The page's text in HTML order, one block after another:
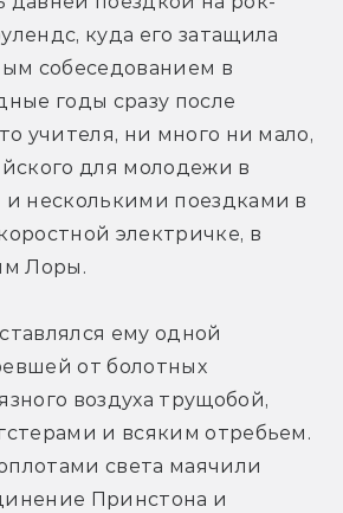
куда его затащила
собеседованием в
годы сразу после
учителя, ни много ни мало,
для молодежи в
несколькими поездками в
электричке, в
Лоры.
ему одной
от болотных
воздуха трущобой,
и всяким отребьем.
света маячили
Принстона и